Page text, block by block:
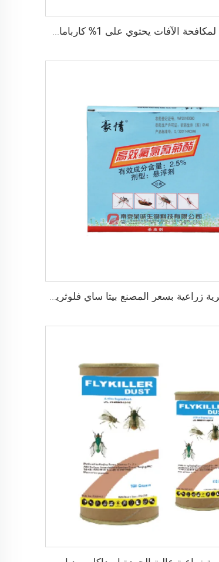
مبيدات حشرية زراعية بسعر المصنع بيتا ساي فلوثرين 2.5% SC لمكافحة الآفات